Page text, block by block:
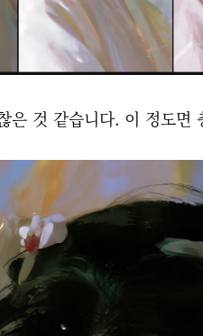
은 것 같습니다. 이 정도면